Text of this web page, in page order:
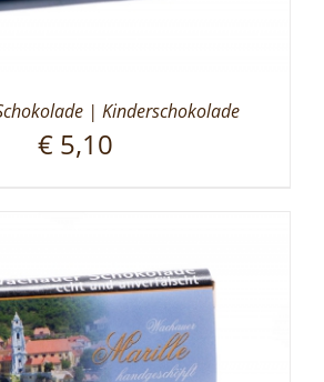
| Kinderschokolade
€ 5,10